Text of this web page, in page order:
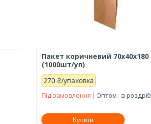
Пакет коричневий 70x40x180
(1000шт/уп)
270 ₴/упаковка
Під замовлення Оптом і в роздріб
Купити